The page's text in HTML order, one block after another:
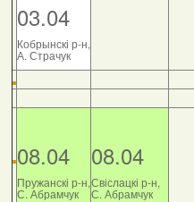
03.04
Кобрынскі р-н,
А. Страчук
08.04
Пружанскі р-н,
С. Абрамчук
08.04
Свіслацкі р-н,
С. Абрамчук